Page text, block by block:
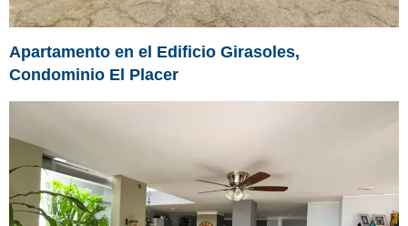
Apartamento en el Edificio Girasoles,
Condominio El Placer